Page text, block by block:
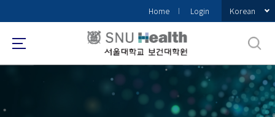
로
메
Home Login Korean